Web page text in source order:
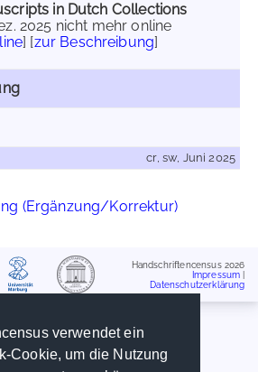
verwendet ein
Cookie, um die Nutzung
in Dutch Collections
2025 nicht mehr online
] [zur Beschreibung]
cr, sw, Juni 2025
(Ergänzung/Korrektur)
Handschriftencensus 2026
Impressum
Datenschutzerklärung